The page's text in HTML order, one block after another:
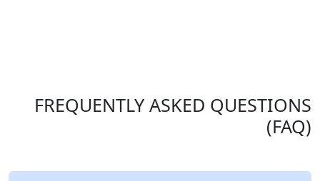
FREQUENTLY ASKED QUESTIONS
(FAQ)